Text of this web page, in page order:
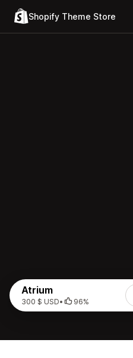
Shopify Theme Store
Atrium
300 $ USD• 96%